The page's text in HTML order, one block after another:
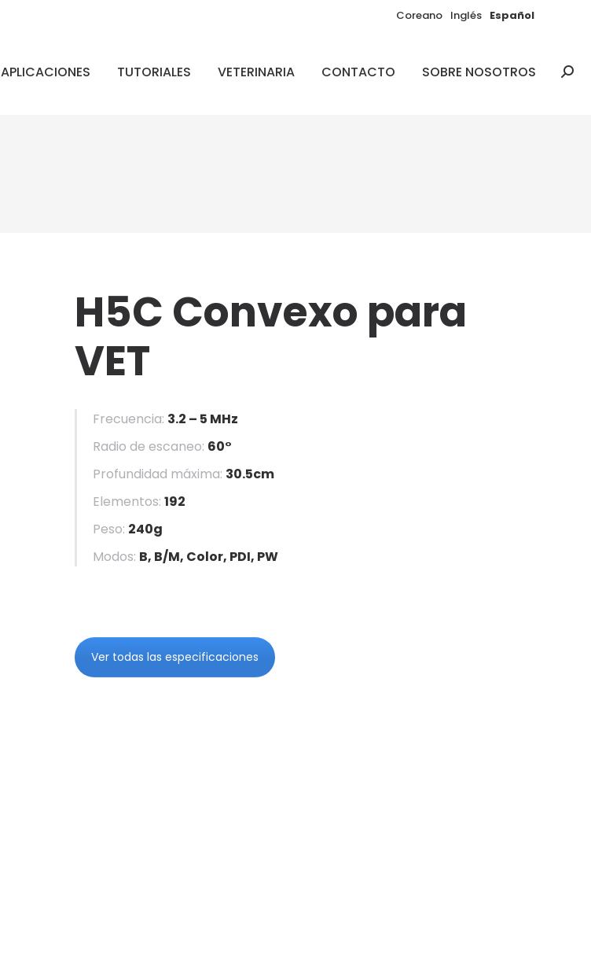
Coreano Inglés Español
APLICACIONES TUTORIALES VETERINARIA CONTACTO SOBRE NOSOTROS
H5C Convexo para
VET
Frecuencia: 3.2 – 5 MHz
Radio de escaneo: 60°
Profundidad máxima: 30.5cm
Elementos: 192
Peso: 240g
Modos: B, B/M, Color, PDI, PW
Ver todas las especificaciones